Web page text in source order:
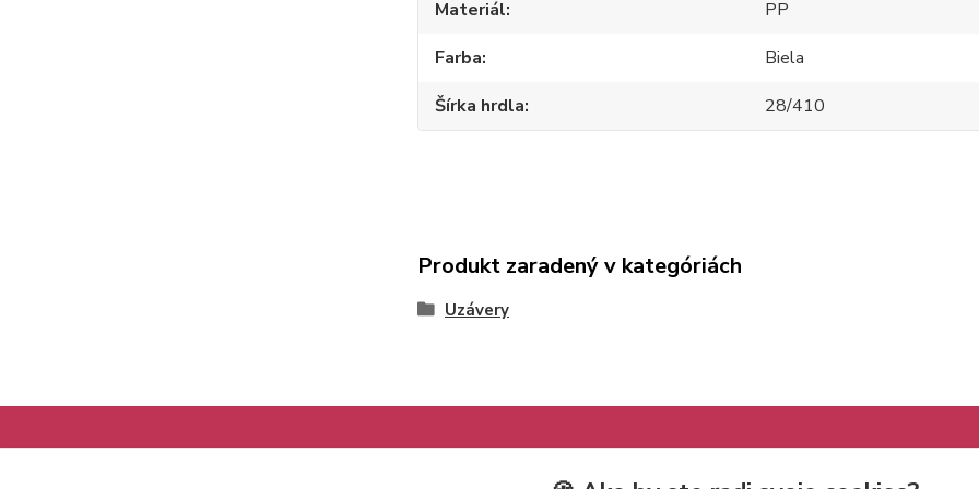
Materiál
PP
Farba
Biela
Šírka hrdla
28/410
Produkt zaradený v kategóriách
Uzávery